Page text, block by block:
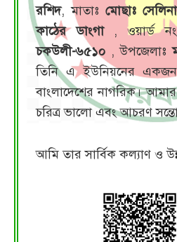
রশিদ, মাতাঃ মোছাঃ
কাঠের ডাংগা , ওয়ার্ড নং
চকউলী-৬৫১০ , উপজেলাঃ
তিনি এ ইউনিয়নের একজন
বাংলাদেশের নাগরিক।
চরিত্র ভালো এবং আচরণ
আমি তার সার্বিক কল্যাণ ও